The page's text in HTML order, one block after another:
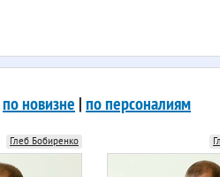
по новизне по персоналиям
Глеб Бобиренко